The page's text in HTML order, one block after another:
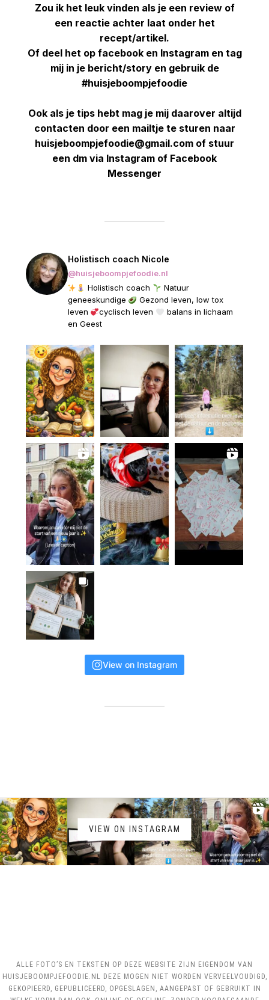
Zou ik het leuk vinden als je een review of
een reactie achter laat onder het
recept/artikel.
Of deel het op facebook en Instagram en tag
mij in je bericht/story en gebruik de
#huisjeboompjefoodie
Ook als je tips hebt mag je mij daarover altijd
contacten door een mailtje te sturen naar
huisjeboompjefoodie@gmail.com of stuur
een dm via Instagram of Facebook
Messenger
Holistisch coach Nicole
@huisjeboompjefoodie.nl
Holistisch coach
Natuur
geneeskundige
Gezond leven, low tox
leven
cyclisch leven
balans in lichaam
en Geest
View on Instagram
VIEW ON INSTAGRAM
ALLE FOTO’S EN TEKSTEN OP DEZE WEBSITE ZIJN EIGENDOM VAN
HUISJEBOOMPJEFOODIE.NL DEZE MOGEN NIET WORDEN VERVEELVOUDIGD,
GEKOPIEERD, GEPUBLICEERD, OPGESLAGEN, AANGEPAST OF GEBRUIKT IN